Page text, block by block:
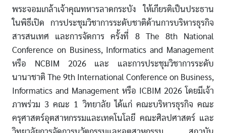
พระจอมเกล้าเจ้าคุณทหารลาดกระบัง ให้เกียรติเป็นประธาน
ในพิธีเปิด การประชุมวิชาการระดับชาติด้านการบริหารธุรกิจ
สารสนเทศ และการจัดการ ครั้งที่ 8 The 8th National
Conference on Business, Informatics and Management
หรือ NCBIM 2026 และ และการประชุมวิชาการระดับ
นานาชาติ The 9th International Conference on Business,
Informatics and Management หรือ ICBIM 2026 โดยมีเจ้า
ภาพร่วม 3 คณะ 1 วิทยาลัย ได้แก่ คณะบริหารธุรกิจ คณะ
ครุศาสตร์อุตสาหกรรมและเทคโนโลยี คณะศิลปศาสตร์ และ